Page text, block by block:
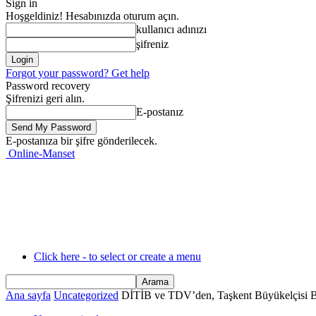
Sign in
Hoşgeldiniz! Hesabınızda oturum açın.
kullanıcı adınızı
şifreniz
Forgot your password? Get help
Password recovery
Şifrenizi geri alın.
E-postanız
E-postanıza bir şifre gönderilecek.
Online-Manset
Click here - to select or create a menu
Ana sayfa Uncategorized DİTİB ve TDV’den, Taşkent Büyükelçisi